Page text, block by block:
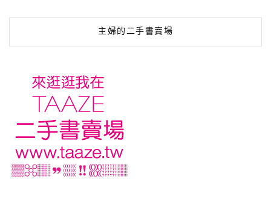
主婦的二手書賣場